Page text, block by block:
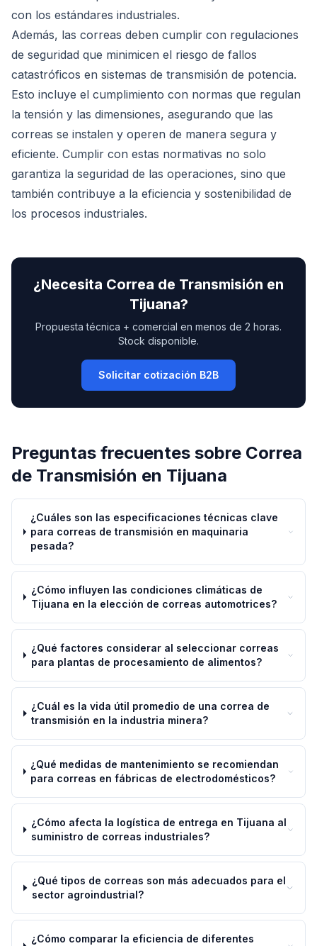
con los estándares industriales.
Además, las correas deben cumplir con regulaciones
de seguridad que minimicen el riesgo de fallos
catastróficos en sistemas de transmisión de potencia.
Esto incluye el cumplimiento con normas que regulan
la tensión y las dimensiones, asegurando que las
correas se instalen y operen de manera segura y
eficiente. Cumplir con estas normativas no solo
garantiza la seguridad de las operaciones, sino que
también contribuye a la eficiencia y sostenibilidad de
los procesos industriales.
¿Necesita Correa de Transmisión en
Tijuana?
Propuesta técnica + comercial en menos de 2 horas.
Stock disponible.
Solicitar cotización B2B
Preguntas frecuentes sobre Correa
de Transmisión en Tijuana
¿Cuáles son las especificaciones técnicas clave
para correas de transmisión en maquinaria
pesada?
¿Cómo influyen las condiciones climáticas de
Tijuana en la elección de correas automotrices?
¿Qué factores considerar al seleccionar correas
para plantas de procesamiento de alimentos?
¿Cuál es la vida útil promedio de una correa de
transmisión en la industria minera?
¿Qué medidas de mantenimiento se recomiendan
para correas en fábricas de electrodomésticos?
¿Cómo afecta la logística de entrega en Tijuana al
suministro de correas industriales?
¿Qué tipos de correas son más adecuados para el
sector agroindustrial?
¿Cómo comparar la eficiencia de diferentes